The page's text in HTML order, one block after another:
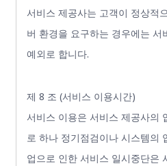
서비스 제공사는 고객이 정상적
버 환경을 요구하는 경우에는
예외로 합니다.
제 8 조 (서비스 이용시간)
서비스 이용은 서비스 제공사의
로 하나 정기점검이나 시스템의
업으로 인한 서비스 일시중단은